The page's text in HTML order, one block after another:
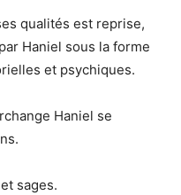
qualités est reprise,
Haniel sous la forme
et psychiques.
Haniel se
sages.